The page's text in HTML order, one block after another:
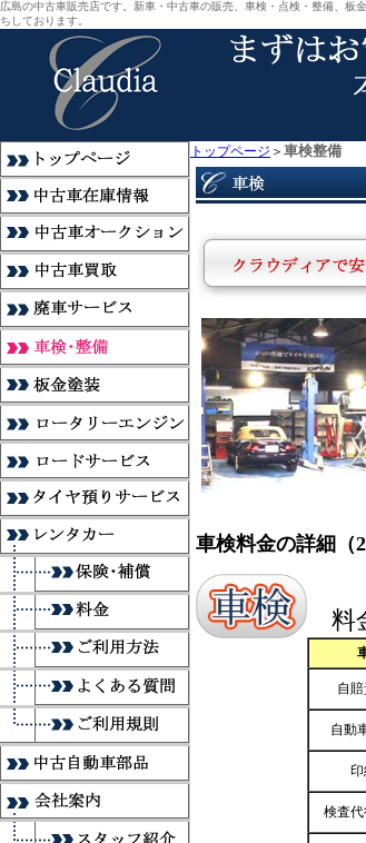
広島の中古車販売店です。新車・中古車の販売、車検・点検・整備、
ちしております。
トップページ ＞ 車検整備
車検料金の詳細（
料
自
自動
検査